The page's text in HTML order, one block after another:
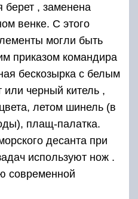
берет , заменена
венке. С этого
могли быть
приказом командира
бескозырка с белым
черный китель ,
летом шинель (в
плащ-палатка.
десанта при
используют нож .
современной